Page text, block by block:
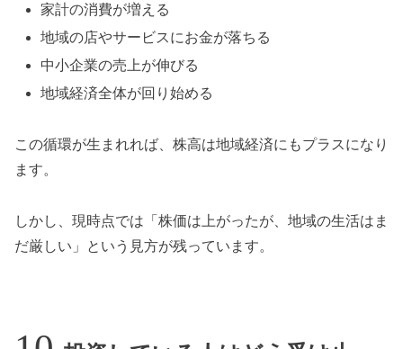
家計の消費が増える
地域の店やサービスにお金が落ちる
中小企業の売上が伸びる
地域経済全体が回り始める
この循環が生まれれば、株高は地域経済にもプラスになり
ます。
しかし、現時点では「株価は上がったが、地域の生活はま
だ厳しい」という見方が残っています。